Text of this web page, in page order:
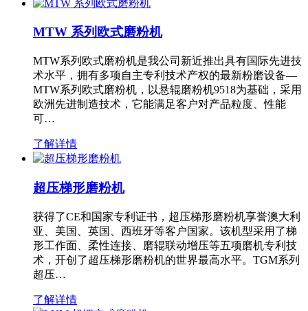
MTW 系列欧式磨粉机
MTW系列欧式磨粉机是我公司新近推出具有国际先进技
术水平，拥有多项自主专利技术产权的最新粉磨设备—
MTW系列欧式磨粉机，以悬辊磨粉机9518为基础，采用
欧洲先进制造技术，它能满足客户对产品粒度、性能
可…
了解详情
超压梯形磨粉机
获得了CE和国家专利证书，超压梯形磨粉机享誉澳大利
亚、美国、英国、西班牙等客户国家。该机型采用了梯
形工作面、柔性连接、磨辊联动增压等五项磨机专利技
术，开创了超压梯形磨粉机的世界最高水平。TGM系列
超压…
了解详情